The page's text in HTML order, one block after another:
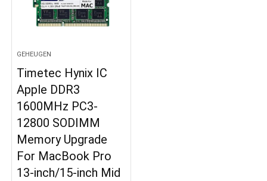
GEHEUGEN
Timetec Hynix IC
Apple DDR3
1600MHz PC3-
12800 SODIMM
Memory Upgrade
For MacBook Pro
13-inch/15-inch Mid